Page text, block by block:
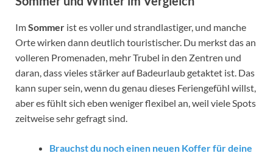
ImSommer ist es voller und strandlastiger, und manche
Orte wirken dann deutlich touristischer. Du merkst das an
volleren Promenaden, mehr Trubel in den Zentren und
daran, dass vieles stärker auf Badeurlaub getaktet ist. Das
kann super sein, wenn du genau dieses Feriengefühl willst,
aber es fühlt sich eben weniger flexibel an, weil viele Spots
zeitweise sehr gefragt sind.
Brauchst du noch einen neuen Koffer für deine